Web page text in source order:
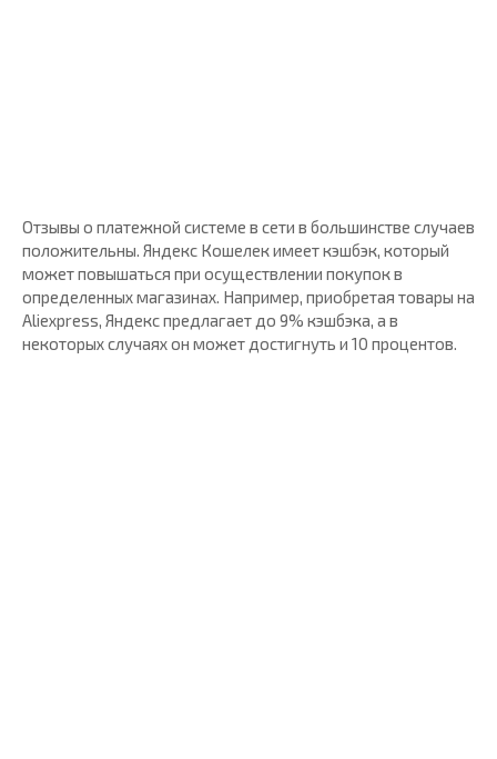
Отзывы о платежной системе в сети в большинстве случаев
положительны. Яндекс Кошелек имеет кэшбэк, который
может повышаться при осуществлении покупок в
определенных магазинах. Например, приобретая товары на
Aliexpress, Яндекс предлагает до 9% кэшбэка, а в
некоторых случаях он может достигнуть и 10 процентов.